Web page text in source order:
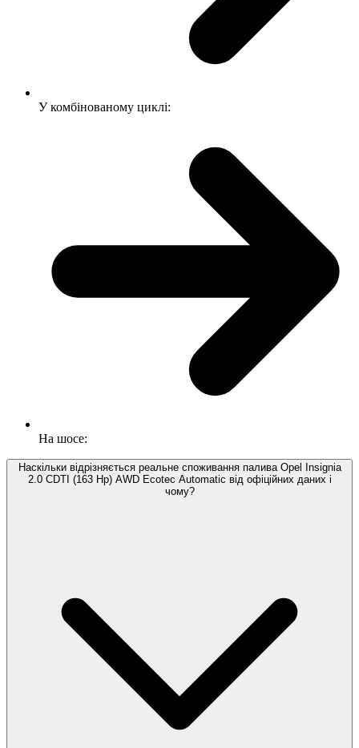
У комбінованому циклі:
На шосе:
Наскільки відрізняється реальне споживання палива Opel Insignia
2.0 CDTI (163 Hp) AWD Ecotec Automatic від офіційних даних і
чому?